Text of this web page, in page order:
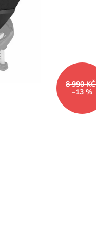
8 990 KČ
–13 %